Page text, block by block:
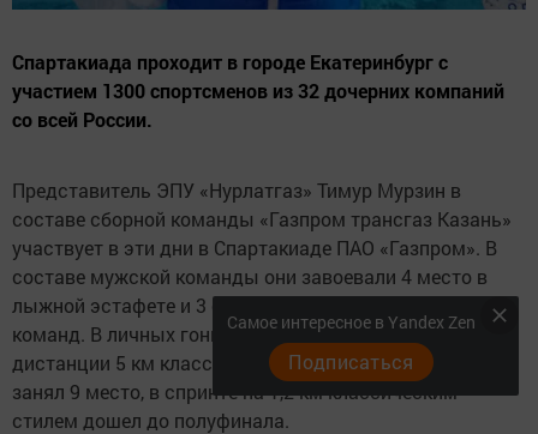
Спартакиада проходит в городе Екатеринбург с
участием 1300 спортсменов из 32 дочерних компаний
со всей России.
Представитель ЭПУ «Нурлатгаз» Тимур Мурзин в
составе сборной команды «Газпром трансгаз Казань»
участвует в эти дни в Спартакиаде ПАО «Газпром». В
составе мужской команды они завоевали 4 место в
лыжной эстафете и 3 общекомандное место из 32
команд. В личных гонках в возрасте 20-34 года на
дистанции 5 км классическим стилем наш земляк
занял 9 место, в спринте на 1,2 км классическим
стилем дошел до полуфинала.
Самое интересное в Yandex Zen
Подписаться